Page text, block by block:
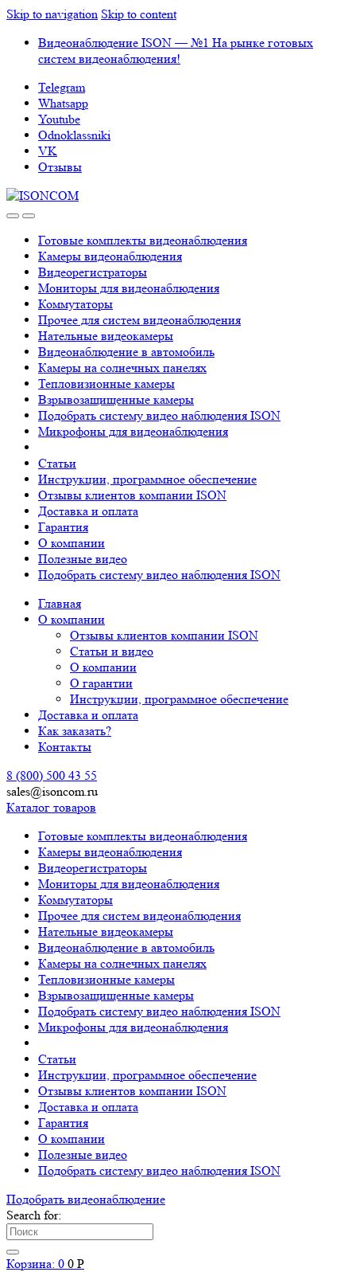
Skip to navigation Skip to content
Видеонаблюдение ISON — №1 На рынке готовых
систем видеонаблюдения!
Telegram
Whatsapp
Youtube
Odnoklassniki
VK
Отзывы
Готовые комплекты видеонаблюдения
Камеры видеонаблюдения
Видеорегистраторы
Мониторы для видеонаблюдения
Коммутаторы
Прочее для систем видеонаблюдения
Нательные видеокамеры
Видеонаблюдение в автомобиль
Камеры на солнечных панелях
Тепловизионные камеры
Взрывозащищенные камеры
Подобрать систему видео наблюдения ISON
Микрофоны для видеонаблюдения
Статьи
Инструкции, программное обеспечение
Отзывы клиентов компании ISON
Доставка и оплата
Гарантия
О компании
Полезные видео
Подобрать систему видео наблюдения ISON
Главная
О компании
Отзывы клиентов компании ISON
Статьи и видео
О компании
О гарантии
Инструкции, программное обеспечение
Доставка и оплата
Как заказать?
Контакты
8 (800) 500 43 55
sales@isoncom.ru
Каталог товаров
Готовые комплекты видеонаблюдения
Камеры видеонаблюдения
Видеорегистраторы
Мониторы для видеонаблюдения
Коммутаторы
Прочее для систем видеонаблюдения
Нательные видеокамеры
Видеонаблюдение в автомобиль
Камеры на солнечных панелях
Тепловизионные камеры
Взрывозащищенные камеры
Подобрать систему видео наблюдения ISON
Микрофоны для видеонаблюдения
Статьи
Инструкции, программное обеспечение
Отзывы клиентов компании ISON
Доставка и оплата
Гарантия
О компании
Полезные видео
Подобрать систему видео наблюдения ISON
Подобрать видеонаблюдениe
Search for:
Корзина: 0 0 Р